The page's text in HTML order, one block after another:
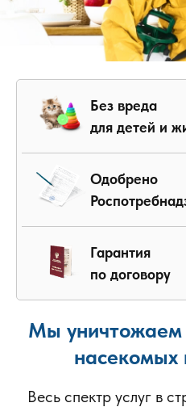
Без вреда
для детей и
Одобрено
Гарантия
по договору
Мы уничтожаем
насекомых
Весь спектр услуг в